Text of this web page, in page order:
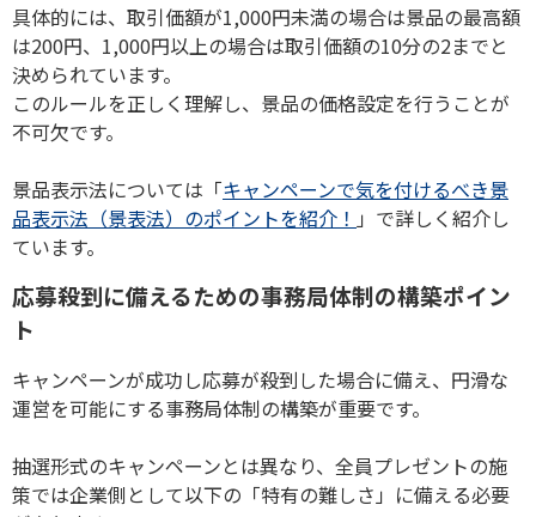
具体的には、取引価額が1,000円未満の場合は景品の最高額
は200円、 1,000円以上の場合は取引価額の10分の2までと
決められています。
このルールを正しく理解し、景品の価格設定を行うことが
不可欠です。
景品表示法については「キャンペーンで気を付けるべき景
品表示法（景表法）のポイントを紹介！ 」で詳しく紹介し
ています。
応募殺到に備えるための事務局体制の構築ポイン
ト
キャンペーンが成功し応募が殺到した場合に備え、円滑な
運営を可能にする事務局体制の構築が重要です。
抽選形式のキャンペーンとは異なり、全員プレゼントの施
策では企業側として以下の「特有の難しさ」に備える必要